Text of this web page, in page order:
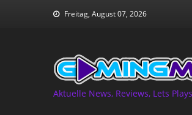
Freitag, August 07, 2026
Aktuelle News, Reviews, Lets